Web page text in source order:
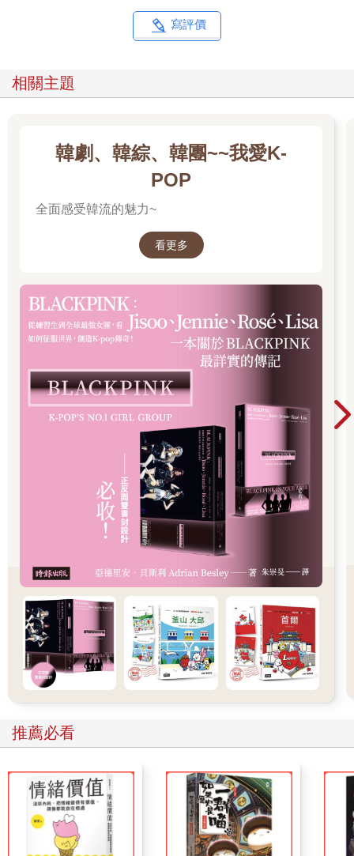
寫評價
相關主題
韓劇、韓綜、韓團~~我愛K-
POP
全面感受韓流的魅力~
看更多
推薦必看